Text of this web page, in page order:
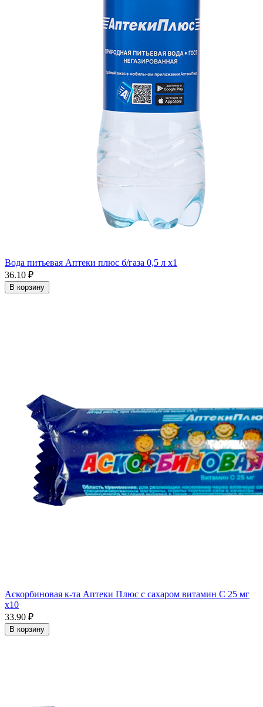
Вода питьевая Аптеки плюс б/газа 0,5 л x1
36.10 ₽
В корзину
Аскорбиновая к-та Аптеки Плюс с сахаром витамин С 25 мг
x10
33.90 ₽
В корзину